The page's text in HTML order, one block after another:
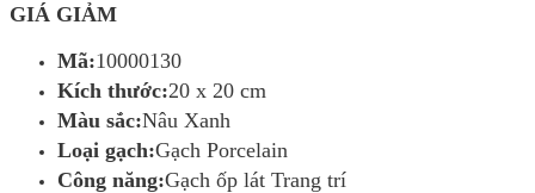
GIÁ GIẢM
Mã:10000130
Kích thước:20 x 20 cm
Màu sắc:Nâu Xanh
Loại gạch:Gạch Porcelain
Công năng:Gạch ốp lát Trang trí